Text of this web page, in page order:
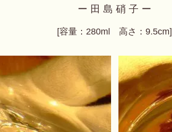
ー 田 島 硝 子 ー
[容量：280ml 高さ：9.5cm]